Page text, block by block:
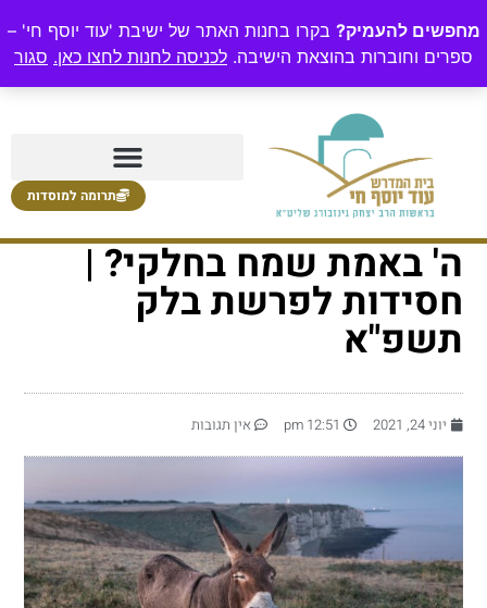
מחפשים להעמיק? בקרו בחנות האתר של ישיבת 'עוד יוסף חי' –
ספרים וחוברות בהוצאת הישיבה. לכניסה לחנות לחצו כאן. סגור
תרומה למוסדות
ה' באמת שמח בחלקי? |
חסידות לפרשת בלק
תשפ"א
יוני 24, 2021 12:51 pm אין תגובות